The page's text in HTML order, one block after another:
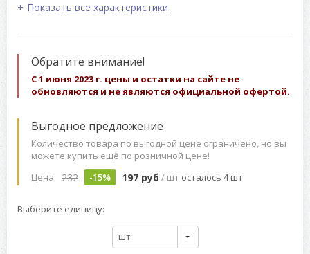
Показать все характеристики
Обратите внимание!
С 1 июня 2023 г. цены и остатки на сайте не
обновляются и не являются официальной офертой.
Выгодное предложение
Количество товара по выгодной цене ограничено, но вы
можете купить ещё по розничной цене!
Цена: 232 -15% 197 руб / шт осталось 4 шт
Выберите единицу:
шт